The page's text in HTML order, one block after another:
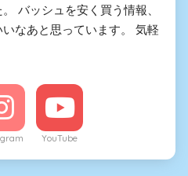
バッシュを安く買う情報、
なあと思っています。 気軽
YouTube